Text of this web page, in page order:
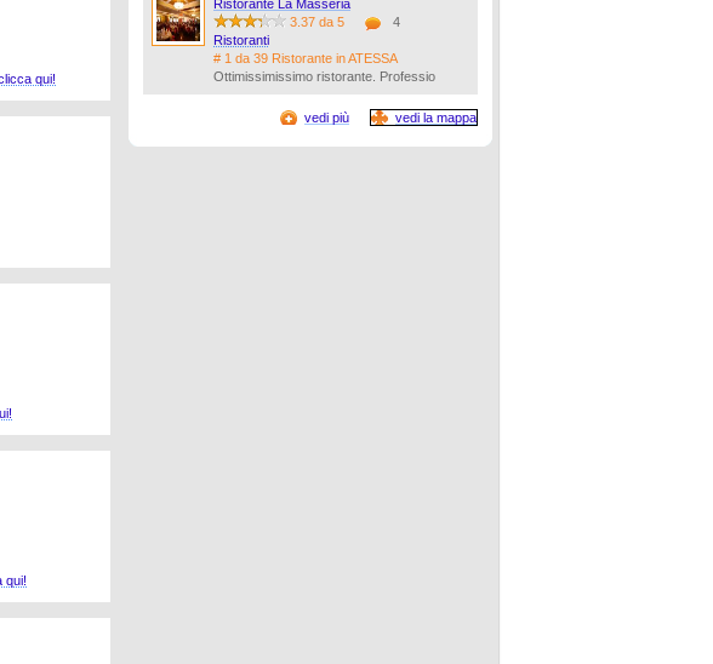
qui!
qui!
Ristorante La Masseria
3.37 da 5
4
Ristoranti
# 1 da 39 Ristorante in ATESSA
Ottimissimissimo ristorante. Professio
vedi più vedi la mappa